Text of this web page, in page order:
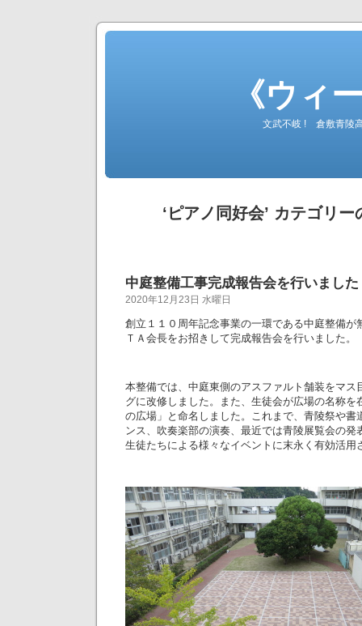
《ウィ
文武不岐 ! 倉敷青陵
‘ピアノ同好会’ カテゴリ
中庭整備工事完成報告会を行いました
2020年12月23日 水曜日
創立１１０周年記念事業の一環である中庭整備が
ＴＡ会長をお招きして完成報告会を行いました。
本整備では、中庭東側のアスファルト舗装をマス
グに改修しました。また、生徒会が広場の名称を
の広場」と命名しました。これまで、青陵祭や書
ンス、吹奏楽部の演奏、最近では青陵展覧会の発
生徒たちによる様々なイベントに末永く有効活用